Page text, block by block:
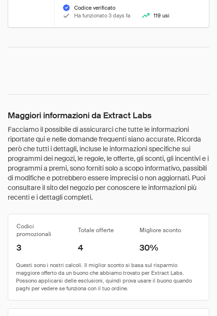
Codice verificato
Ha funzionato 3 days fa
119 usi
Maggiori informazioni da Extract Labs
Facciamo il possibile di assicurarci che tutte le informazioni
riportate qui e nelle domande frequenti siano accurate. Ricorda
però che tutti i dettagli, incluse le informazioni specifiche sui
programmi dei negozi, le regole, le offerte, gli sconti, gli incentivi e i
programmi a premi, sono forniti solo a scopo informativo, passibili
di modifiche e potrebbero essere imprecisi o non aggiornati. Puoi
consultare il sito del negozio per conoscere le informazioni più
recenti e i dettagli completi.
Codici
promozionali
Totale offerte Migliore sconto
3 4 30%